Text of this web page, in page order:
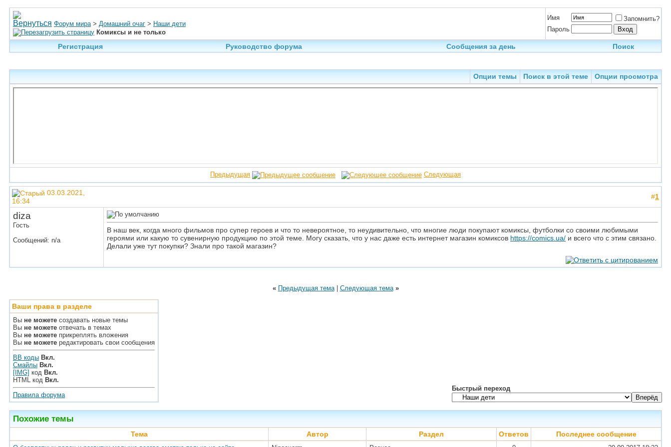
Форум мира > Домашний очаг > Наши дети
Комиксы и не только
Имя
Запомнить?
Пароль
Регистрация Руководство форума Сообщения за день Поиск
Опции темы Поиск в этой теме Опции просмотра
Предыдущая Следующая
03.03.2021,
16:34
#1
diza
Гость
Сообщений: n/a
В наш век, когда много фильмов про супер героев и что то невероятное, то неудивительно, что многие люди покупают комиксы, футболки со своими любимыми
героями или какую то сувенирную продукцию по этой теме. Могу сказать, что у нас даже есть интернет магазин комиксов https://comics.ua/ и всего что с этим связано.
Делали уже тут покупки? Знали про такой магазин?
« Предыдущая тема| Следующая тема »
Ваши права в разделе
Вы не можете создавать новые темы
Вы не можете отвечать в темах
Вы не можете прикреплять вложения
Вы не можете редактировать свои сообщения
BB коды Вкл.
Смайлы Вкл.
[IMG] код Вкл.
HTML код Вкл.
Правила форума
Быстрый переход
Похожие темы
Тема Автор Раздел Ответов Последнее сообщение